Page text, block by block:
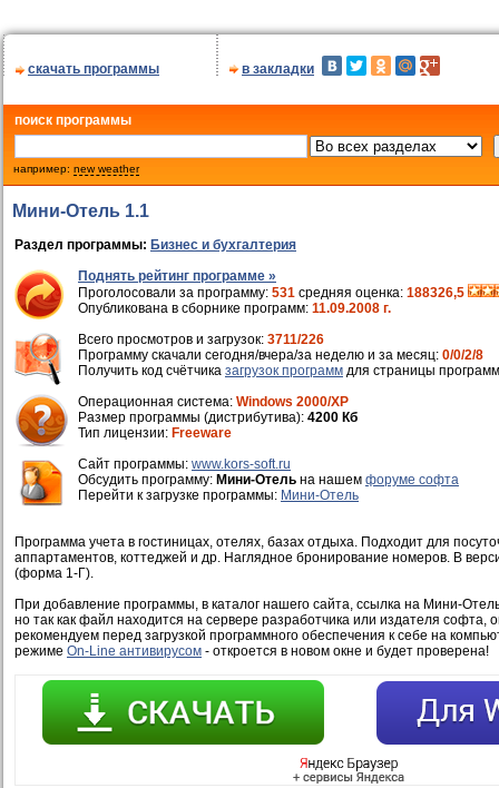
скачать программы в закладки
поиск программы
например: new weather
Мини-Отель 1.1
Раздел программы: Бизнес и бухгалтерия
Поднять рейтинг программе »
Проголосовали за программу: 531 средняя оценка: 188326,5
Опубликована в сборнике программ: 11.09.2008 г.
Всего просмотров и загрузок: 3711/226
Программу скачали сегодня/вчера/за неделю и за месяц: 0/0/2/8
Получить код счётчика загрузок программ для страницы
Операционная система: Windows 2000/XP
Размер программы (дистрибутива): 4200 Кб
Тип лицензии: Freeware
Cайт программы: www.kors-soft.ru
Обсудить программу: Мини-Отель на нашем форуме софта
Перейти к загрузке программы: Мини-Отель
Программа учета в гостиницах, отелях, базах отдыха. Подходит для
аппартаментов, коттеджей и др. Наглядное бронирование номеров. В
(форма 1-Г).
При добавление программы, в каталог нашего сайта, ссылка на Мини-
но так как файл находится на сервере разработчика или издателя
рекомендуем перед загрузкой программного обеспечения к себе на
режиме On-Line антивирусом - откроется в новом окне и будет проверена!